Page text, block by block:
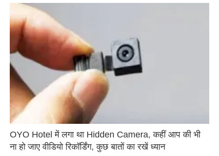
OYO Hotel में लगा था Hidden Camera, कहीं आप की भी
ना हो जाए वीडियो रिकॉर्डिंग, कुछ बातों का रखें ध्यान